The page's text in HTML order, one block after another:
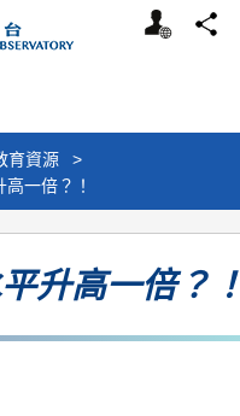
個
分
育資源
>
一倍？！
升高一倍？！